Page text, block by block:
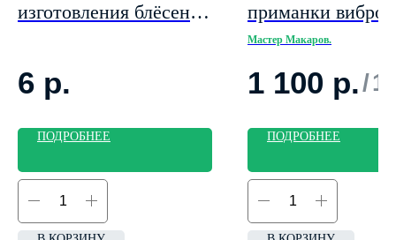
изготовления блёсен
6 р.
ПОДРОБНЕЕ
приманки
"Гуппи" 30мм. 5
Мастер Макаров.
1 100 р./1
ПОДРОБНЕЕ